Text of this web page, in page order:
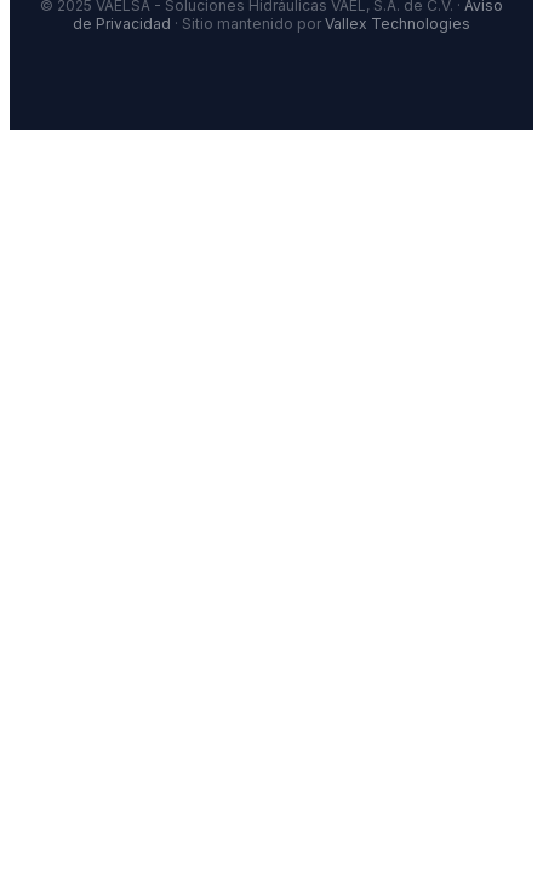
© 2025 VAELSA - Soluciones Hidráulicas VAEL, S.A. de C.V. · Aviso
de Privacidad · Sitio mantenido por Vallex Technologies